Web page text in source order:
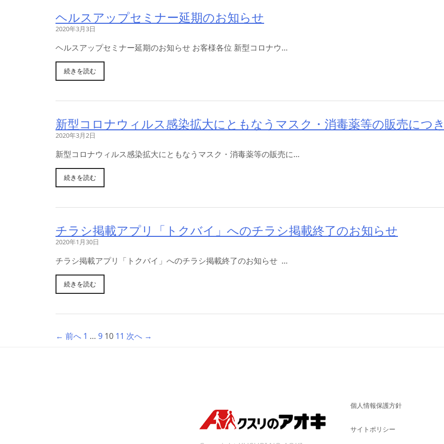
ヘルスアップセミナー延期のお知らせ​
2020年3月3日
ヘルスアップセミナー延期のお知らせ お客様各位 新型コロナウ…
続きを読む
新型コロナウィルス感染拡大にともなうマスク・消毒薬等の販売につ
2020年3月2日
新型コロナウィルス感染拡大にともなうマスク・消毒薬等の販売に…
続きを読む
チラシ掲載アプリ「トクバイ」へのチラシ掲載終了のお知らせ
2020年1月30日
チラシ掲載アプリ「トクバイ」へのチラシ掲載終了のお知らせ …
続きを読む
← 前へ 1 … 9 10 11 次へ →
個人情報保護方針
サイトポリシー